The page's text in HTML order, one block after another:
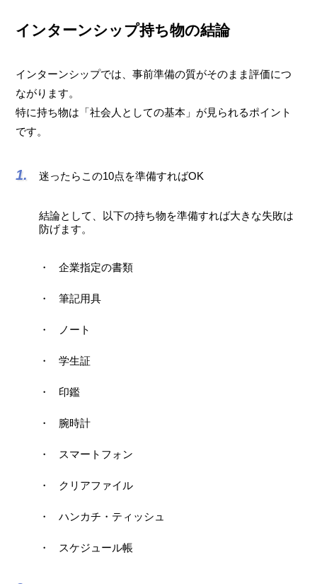
インターンシップ持ち物の結論
インターンシップでは、事前準備の質がそのまま評価につ
ながります。
特に持ち物は「社会人としての基本」が見られるポイント
です。
迷ったらこの10点を準備すればOK
結論として、以下の持ち物を準備すれば大きな失敗は
防げます。
企業指定の書類
筆記用具
ノート
学生証
印鑑
腕時計
スマートフォン
クリアファイル
ハンカチ・ティッシュ
スケジュール帳